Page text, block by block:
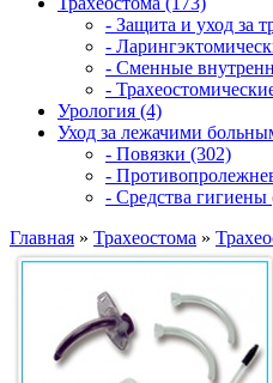
- Защита и уход за
-
- Сменные
-
Урология (4)
Уход за лежачими
- Повязки (302)
-
- Средства гигиены
Главная » Трахеостома »